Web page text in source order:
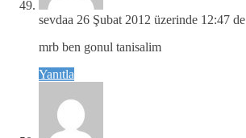
sevdaa 26 Şubat 2012 üzerinde 12:47 de
mrb ben gonul tanisalim
Yanıtla